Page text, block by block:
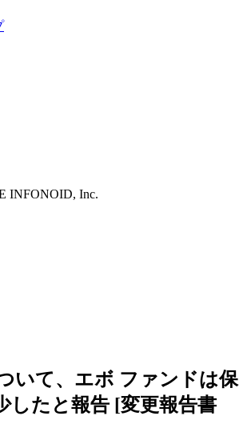
INFONOID, Inc.
いて、エボ ファンドは保
したと報告 [変更報告書